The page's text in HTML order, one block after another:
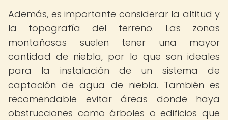
Además, es importante considerar la altitud y
la topografía del terreno. Las zonas
montañosas suelen tener una mayor
cantidad de niebla, por lo que son ideales
para la instalación de un sistema de
captación de agua de niebla. También es
recomendable evitar áreas donde haya
obstrucciones como árboles o edificios que